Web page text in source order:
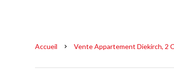
Accueil Vente Appartement Diekirch, 2